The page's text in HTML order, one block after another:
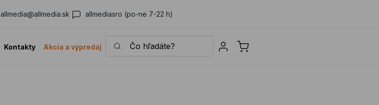
allmedia@allmedia.sk allmediasro (po-ne 7-22 h)
Kontakty Akcia a výpredaj
Čo hľadáte? Sign in